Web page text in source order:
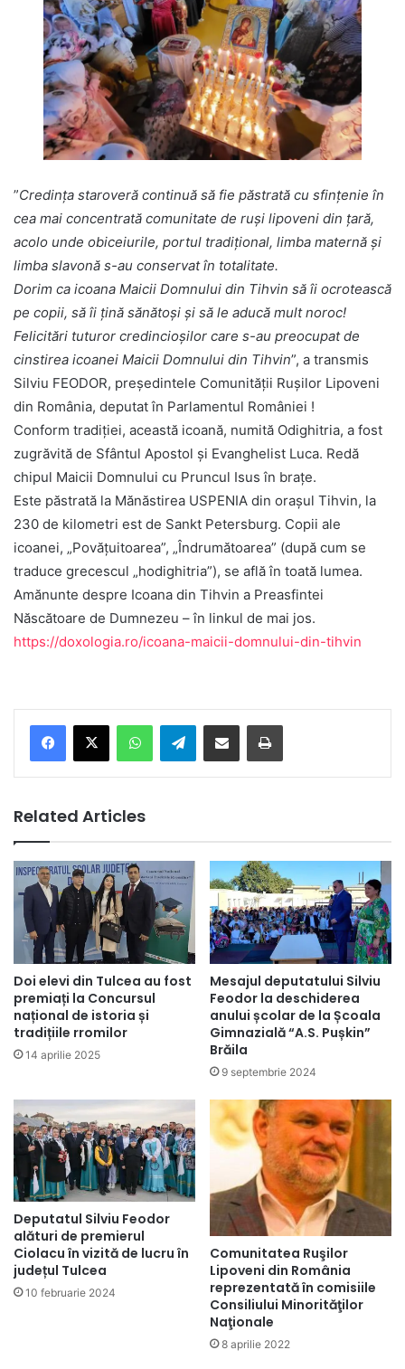
”Credința staroveră continuă să fie păstrată cu sfințenie în
cea mai concentrată comunitate de ruși lipoveni din țară,
acolo unde obiceiurile, portul tradițional, limba maternă și
limba slavonă s-au conservat în totalitate.
Dorim ca icoana Maicii Domnului din Tihvin să îi ocrotească
pe copii, să îi țină sănătoși și să le aducă mult noroc!
Felicitări tuturor credincioșilor care s-au preocupat de
cinstirea icoanei Maicii Domnului din Tihvin”, a transmis
Silviu FEODOR, președintele Comunității Rușilor Lipoveni
din România, deputat în Parlamentul României !
Conform tradiției, această icoană, numită Odighitria, a fost
zugrăvită de Sfântul Apostol și Evanghelist Luca. Redă
chipul Maicii Domnului cu Pruncul Isus în brațe.
Este păstrată la Mănăstirea USPENIA din orașul Tihvin, la
230 de kilometri est de Sankt Petersburg. Copii ale
icoanei, „Povățuitoarea”, „Îndrumătoarea” (după cum se
traduce grecescul „hodighitria”), se află în toată lumea.
Amănunte despre Icoana din Tihvin a Preasfintei
Născătoare de Dumnezeu – în linkul de mai jos.
https://doxologia.ro/icoana-maicii-domnului-din-tihvin
Telegram
Related Articles
Doi elevi din Tulcea au fost
premiați la Concursul
național de istoria și
tradițiile rromilor
14 aprilie 2025
Mesajul deputatului Silviu
Feodor la deschiderea
anului școlar de la Școala
Gimnazială “A.S. Pușkin”
Brăila
9 septembrie 2024
Deputatul Silviu Feodor
alături de premierul
Ciolacu în vizită de lucru în
județul Tulcea
10 februarie 2024
Comunitatea Ruşilor
Lipoveni din România
reprezentată în comisiile
Consiliului Minorităţilor
Naţionale
8 aprilie 2022